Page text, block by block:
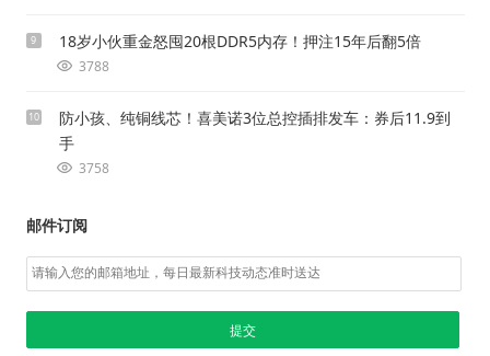
9 18岁小伙重金怒囤20根DDR5内存！押注15年后翻5倍
3788
10
防小孩、纯铜线芯！喜美诺3位总控插排发车：券后11.9到
手
3758
邮件订阅